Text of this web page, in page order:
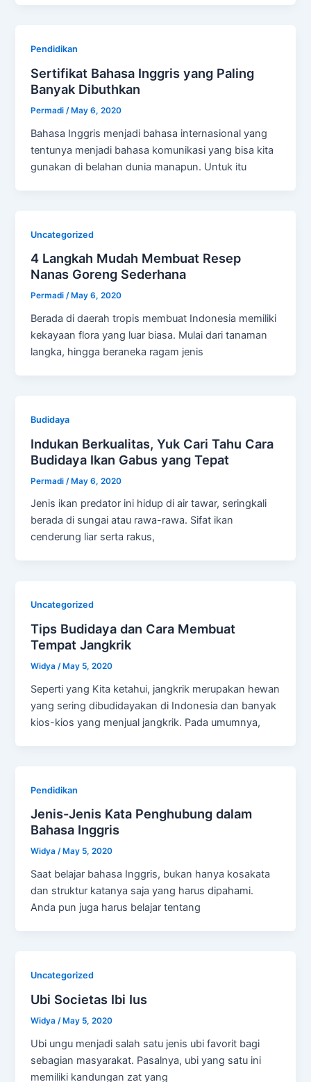
Pendidikan
Sertifikat Bahasa Inggris yang Paling
Banyak Dibuthkan
Permadi/May 6, 2020
Bahasa Inggris menjadi bahasa internasional yang
tentunya menjadi bahasa komunikasi yang bisa kita
gunakan di belahan dunia manapun. Untuk itu
Uncategorized
4 Langkah Mudah Membuat Resep
Nanas Goreng Sederhana
Permadi/ May 6, 2020
Berada di daerah tropis membuat Indonesia memiliki
kekayaan flora yang luar biasa. Mulai dari tanaman
langka, hingga beraneka ragam jenis
Budidaya
Indukan Berkualitas, Yuk Cari Tahu Cara
Budidaya Ikan Gabus yang Tepat
Permadi /May 6, 2020
Jenis ikan predator ini hidup di air tawar, seringkali
berada di sungai atau rawa-rawa. Sifat ikan
cenderung liar serta rakus,
Uncategorized
Tips Budidaya dan Cara Membuat
Tempat Jangkrik
Widya/ May 5, 2020
Seperti yang Kita ketahui, jangkrik merupakan hewan
yang sering dibudidayakan di Indonesia dan banyak
kios-kios yang menjual jangkrik. Pada umumnya,
Pendidikan
Jenis-Jenis Kata Penghubung dalam
Bahasa Inggris
Widya/ May 5, 2020
Saat belajar bahasa Inggris, bukan hanya kosakata
dan struktur katanya saja yang harus dipahami.
Anda pun juga harus belajar tentang
Uncategorized
Ubi Societas Ibi Ius
Widya /May 5, 2020
Ubi ungu menjadi salah satu jenis ubi favorit bagi
sebagian masyarakat. Pasalnya, ubi yang satu ini
memiliki kandungan zat yang